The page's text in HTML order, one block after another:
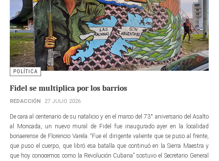
POLÍTICA
Fidel se multiplica por los barrios
REDACCIÓN 27 JULIO 2026
De cara al centenario de su natalicio y en el marco del 73° aniversario del Asalto
al Moncada, un nuevo mural de Fidel fue inaugurado ayer en la localidad
bonaerense de Florencio Varela. “Fue el dirigente valiente que se puso al frente,
que puso el cuerpo, que libró esa batalla que continuó en la Sierra Maestra y
que hoy conocemos como la Revolución Cubana” sostuvo el Secretario General